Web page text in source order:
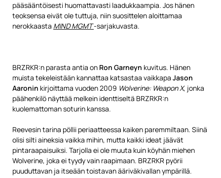
pääsääntöisesti huomattavasti laadukkaampia. Jos hänen
teoksensa eivät ole tuttuja, niin suosittelen aloittamaa
nerokkaasta MIND MGMT-sarjakuvasta.
BRZRKR:n parasta antia on Ron Garneyn kuvitus. Hänen
muista tekeleistään kannattaa katsastaa vaikkapa Jason
Aaronin kirjoittama vuoden 2009 Wolverine: Weapon X, jonka
päähenkilö näyttää melkein identtiseltä BRZRKR:n
kuolemattoman soturin kanssa.
Reevesin tarina pöllii periaatteessa kaiken paremmiltaan. Siinä
olisi silti aineksia vaikka mihin, mutta kaikki ideat jäävät
pintaraapaisuiksi. Tarjolla ei ole muuta kuin köyhän miehen
Wolverine, joka ei tyydy vain raapimaan. BRZRKR pyörii
puuduttavan ja itseään toistavan ääriväkivallan ympärillä.